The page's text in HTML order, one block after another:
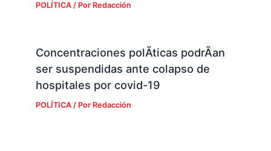
POLÍTICA/ Por Redacción
Concentraciones polÃ­ticas podrÃ­an
ser suspendidas ante colapso de
hospitales por covid-19
POLÍTICA/ Por Redacción